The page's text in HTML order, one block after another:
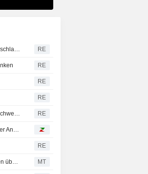
RE
RE
RE
RE
RE
RE
MT